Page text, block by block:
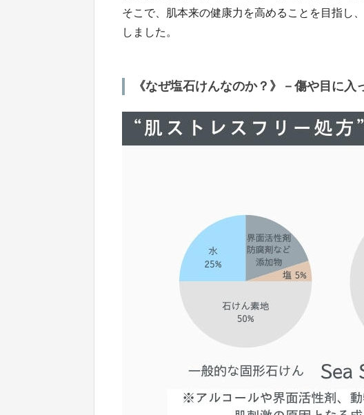
そこで、肌本来の健康力を高めることを目指し
しました。
《なぜ塩石けんなのか？》－傷や目に入